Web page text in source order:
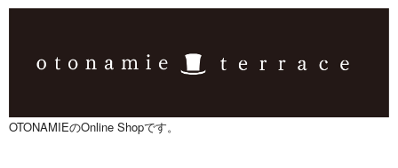
OTONAMIEのOnline Shopです。